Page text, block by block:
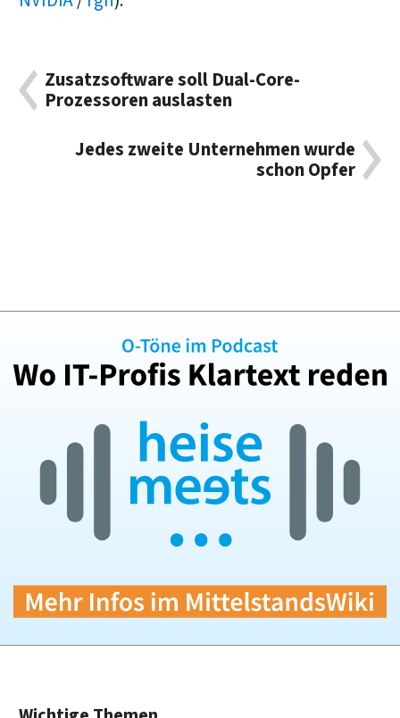
Zusatzsoftware soll Dual-Core-
Prozessoren auslasten
Jedes zweite Unternehmen wurde
schon Opfer